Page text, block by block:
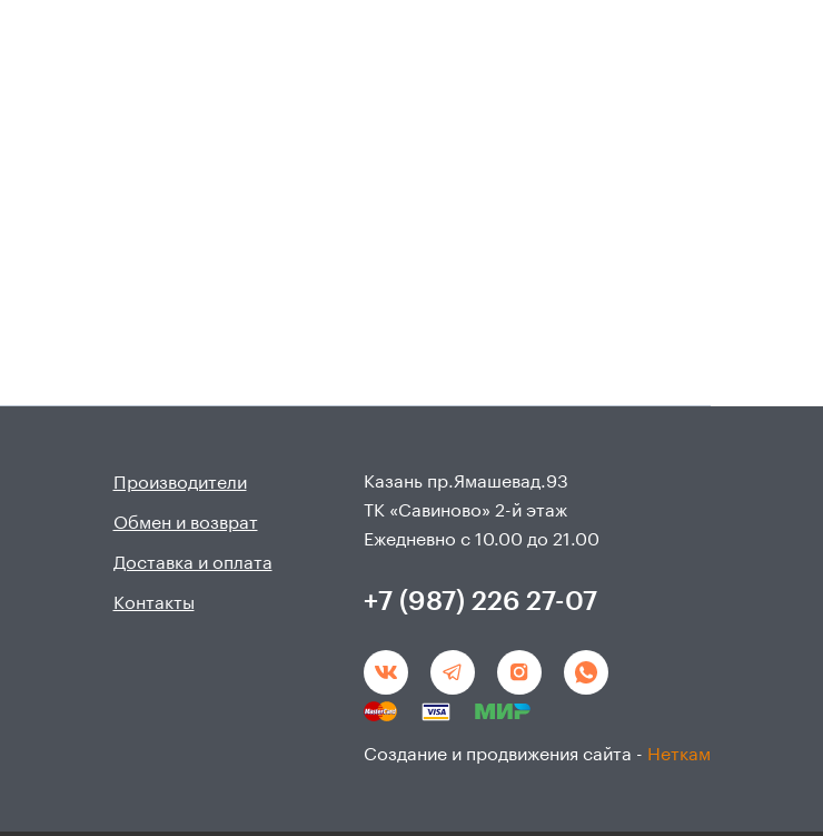
Производители
Обмен и возврат
Доставка и оплата
Контакты
Казань пр.Ямашевад.93
ТК «Савиново» 2-й этаж
Ежедневно с 10.00 до 21.00
+7 (987) 226 27-07
Создание и продвижения сайта - Неткам